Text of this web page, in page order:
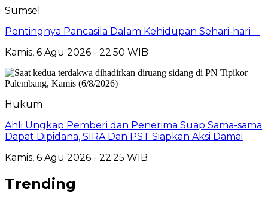
Sumsel
Pentingnya Pancasila Dalam Kehidupan Sehari-hari
Kamis, 6 Agu 2026 - 22:50 WIB
Hukum
Ahli Ungkap Pemberi dan Penerima Suap Sama-sama
Dapat Dipidana, SIRA Dan PST Siapkan Aksi Damai
Kamis, 6 Agu 2026 - 22:25 WIB
Trending